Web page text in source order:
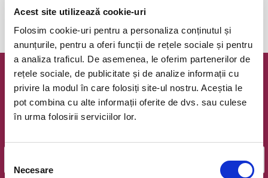
Acest site utilizează cookie-uri
Folosim cookie-uri pentru a personaliza conținutul și
anunțurile, pentru a oferi funcții de rețele sociale și pentru
a analiza traficul. De asemenea, le oferim partenerilor de
rețele sociale, de publicitate și de analize informații cu
privire la modul în care folosiți site-ul nostru. Aceștia le
pot combina cu alte informații oferite de dvs. sau culese
în urma folosirii serviciilor lor.
consimțământului
Necesare
Evenimentul a expirat.
Newsletter @ Bilete.ro
Oferte exclusive si o editie saptamanala cu cele mai noi
evenimente.